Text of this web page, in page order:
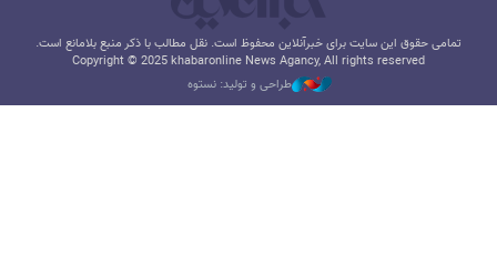
تمامی حقوق این سایت برای خبرآنلاین محفوظ است. نقل مطالب با ذکر منبع بلامانع است.
Copyright © 2025 khabaronline News Agancy, All rights reserved
طراحی و تولید: نستوه